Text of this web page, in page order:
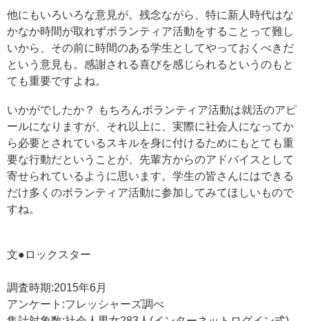
他にもいろいろな意見が。残念ながら、特に新人時代はな
かなか時間が取れずボランティア活動をすることって難し
いから、その前に時間のある学生としてやっておくべきだ
という意見も。感謝される喜びを感じられるというのもと
ても重要ですよね。
いかがでしたか？ もちろんボランティア活動は就活のアピ
ールになりますが、それ以上に、実際に社会人になってか
ら必要とされているスキルを身に付けるためにもとても重
要な行動だということが、先輩方からのアドバイスとして
寄せられているように思います。学生の皆さんにはできる
だけ多くのボランティア活動に参加してみてほしいもので
すね。
文●ロックスター
調査時期:2015年6月
アンケート:フレッシャーズ調べ